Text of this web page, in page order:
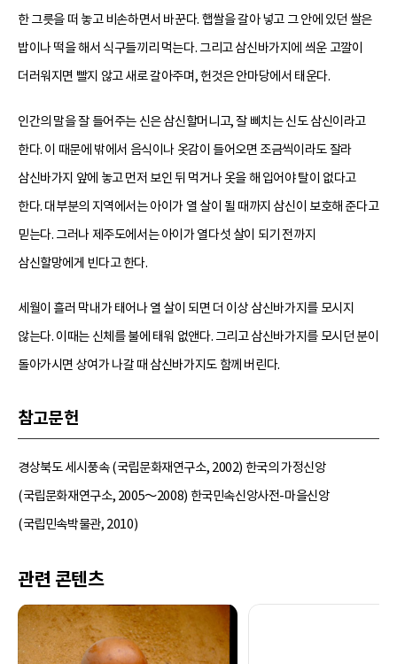
한 그릇을 떠 놓고 비손하면서 바꾼다. 햅쌀을 갈아 넣고 그 안에 있던 쌀은
밥이나 떡을 해서 식구들끼리 먹는다. 그리고 삼신바가지에 씌운 고깔이
더러워지면 빨지 않고 새로 갈아주며, 헌것은 안마당에서 태운다.
인간의 말을 잘 들어주는 신은 삼신할머니고, 잘 삐치는 신도 삼신이라고
한다. 이 때문에 밖에서 음식이나 옷감이 들어오면 조금씩이라도 잘라
삼신바가지 앞에 놓고 먼저 보인 뒤 먹거나 옷을 해 입어야 탈이 없다고
한다. 대부분의 지역에서는 아이가 열 살이 될 때까지 삼신이 보호해 준다고
믿는다. 그러나 제주도에서는 아이가 열다섯 살이 되기 전까지
삼신할망에게 빈다고 한다.
세월이 흘러 막내가 태어나 열 살이 되면 더 이상 삼신바가지를 모시지
않는다. 이때는 신체를 불에 태워 없앤다. 그리고 삼신바가지를 모시던 분이
돌아가시면 상여가 나갈 때 삼신바가지도 함께 버린다.
참고문헌
경상북도 세시풍속 (국립문화재연구소, 2002) 한국의 가정신앙
(국립문화재연구소, 2005～2008) 한국민속신앙사전-마을신앙
(국립민속박물관, 2010)
관련 콘텐츠